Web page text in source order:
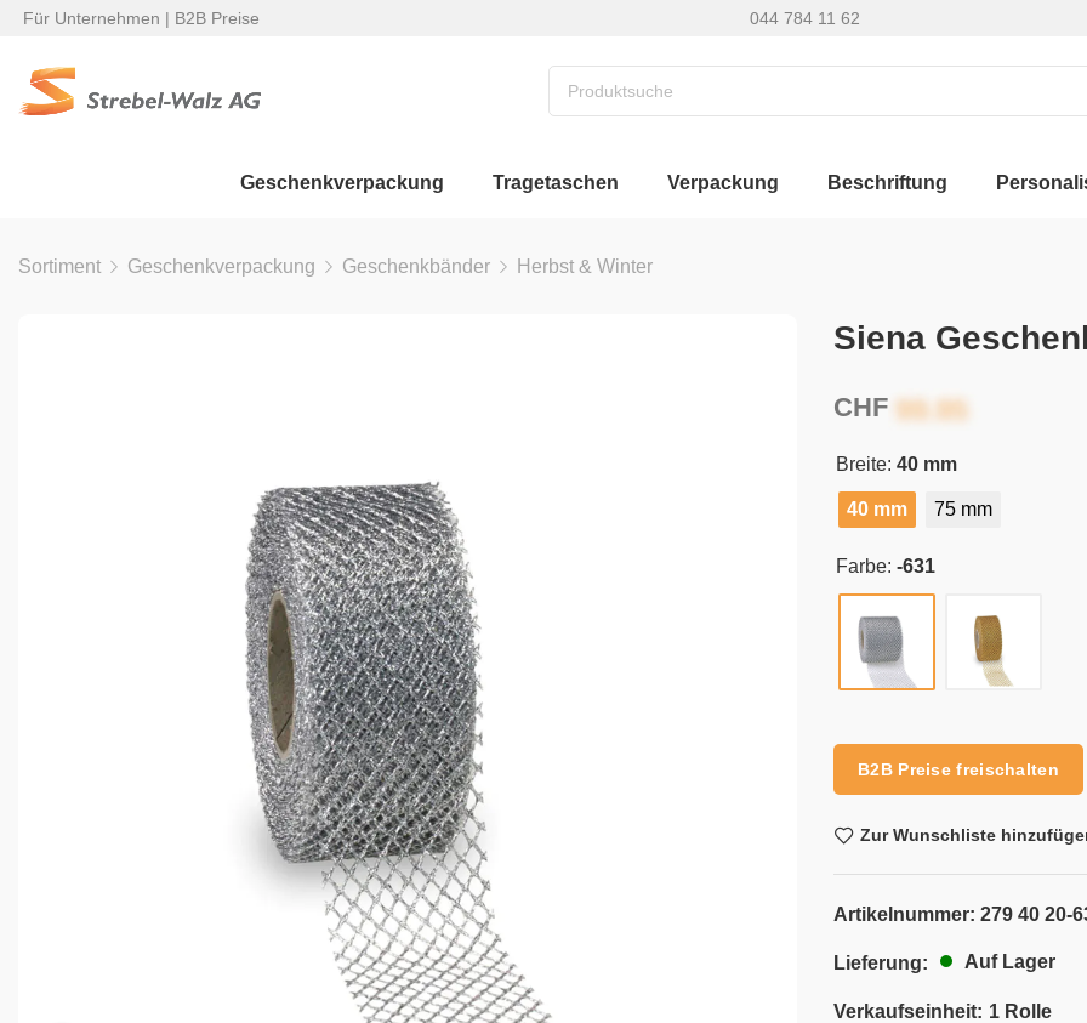
Für Unternehmen | B2B Preise 044 784 11 62
Geschenkverpackung Tragetaschen Verpackung Beschriftung
Sortiment Geschenkverpackung Geschenkbänder Herbst & Winter
Siena
CHF
Breite: 40 mm
40 mm 75 mm
Farbe: -631
B2B Preise freischalten
Zur Wunschliste
Artikelnummer: 279 40 20-
Lieferung: Auf Lager
Verkaufseinheit: 1 Rolle